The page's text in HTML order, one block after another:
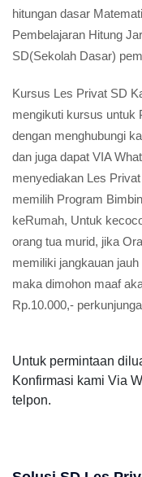
menyenangkan serta
mendapatkan
membangun
hitungan dasar
Pembelajaran Hitung
SD(Sekolah Dasar)
Kursus Les Privat SD
mengikuti kursus untuk
dengan menghubungi
dan juga dapat VIA
menyediakan Les
memilih Program
keRumah, Untuk
maka dimohon maaf
Rp.10.000,-